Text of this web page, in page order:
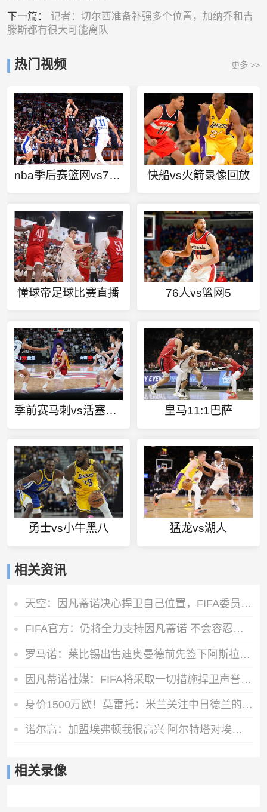
下一篇： 记者：切尔西准备补强多个位置，加纳乔和吉
滕斯都有很大可能离队
热门视频 更多 >>
nba季后赛篮网vs76人录像 快船vs火箭录像回放
懂球帝足球比赛直播 76人vs篮网5
季前赛马刺vs活塞视频 皇马11:1巴萨
勇士vs小牛黑八 猛龙vs湖人
相关资讯
天空：因凡蒂诺决心捍卫自己位置，FIFA委员会公开致信表达支持
FIFA官方：仍将全力支持因凡蒂诺 不会容忍外界对FIFA诚信的攻击
罗马诺：莱比锡出售迪奥曼德前先签下阿斯拉尼，之后才会放他体检
因凡蒂诺社媒：FIFA将采取一切措施捍卫声誉，继续支持足球的发展
身价1500万欧！莫雷托：米兰关注中日德兰的智利前锋奥索里奥
诺尔高：加盟埃弗顿我很高兴 阿尔特塔对埃弗顿、莫耶斯充满赞美
相关录像